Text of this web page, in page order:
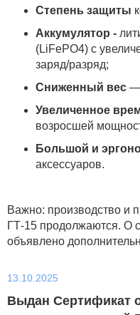
Степень защиты
Аккумулятор -
(LiFePO4) с
заряд/разряд;
Сниженный вес —
Увеличенное
возросшей
Большой и
аксессуаров.
Важно: производство и
ГТ-15 продолжаются. О
объявлено
13.10.2025
Выдан Сертификат